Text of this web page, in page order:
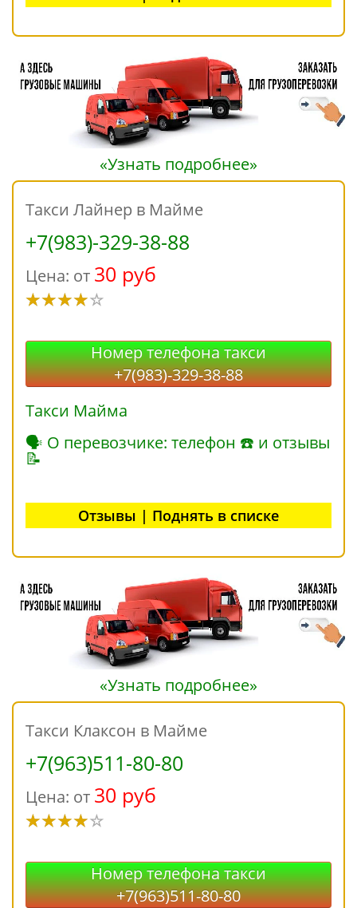
«Узнать подробнее»
Такси Лайнер в Майме
+7(983)-329-38-88
Цена: от 30 руб
Номер телефона такси
+7(983)-329-38-88
Такси Майма
🗣 О перевозчике: телефон ☎ и отзывы
📝
Отзывы | Поднять в списке
«Узнать подробнее»
Такси Клаксон в Майме
+7(963)511-80-80
Цена: от 30 руб
Номер телефона такси
+7(963)511-80-80